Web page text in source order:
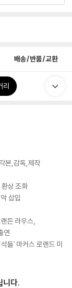
배송/반품/교환
리
본,감독,제작
상 조화
삽입
든 라우스,
연
들' 마커스 로랜드 미
다.